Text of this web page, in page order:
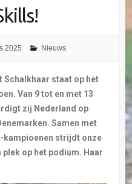
2025 Nieuws
Schalkhaar staat op het
Van 9 tot en met 13
zij Nederland op
Samen met
kampioenen strijdt onze
op het podium. Haar